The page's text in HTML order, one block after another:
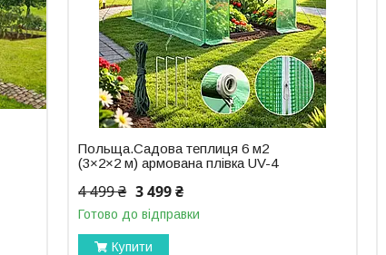
Польща.Садова теплиця 6 м2
(3×2×2 м) армована плівка UV-4
4 499 ₴ 3 499 ₴
Готово до відправки
Купити